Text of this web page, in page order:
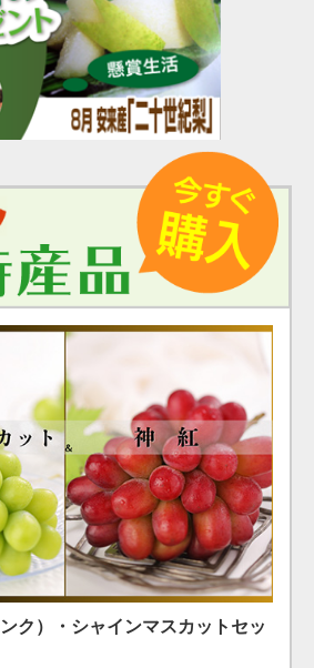
スカット １房（600g）（7月下
ク）・シャインマスカットセッ
ロン2玉箱